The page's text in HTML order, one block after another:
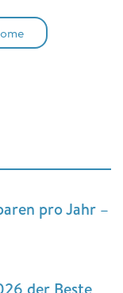
pro Jahr –